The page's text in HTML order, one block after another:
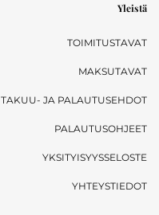
Yleistä
TOIMITUSTAVAT
MAKSUTAVAT
TAKUU- JA PALAUTUSEHDOT
PALAUTUSOHJEET
YKSITYISYYSSELOSTE
YHTEYSTIEDOT